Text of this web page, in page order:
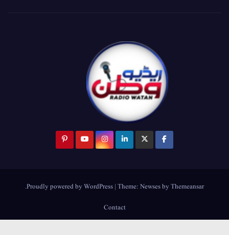
Proudly powered by WordPress |Theme:NewsesbyThemeansar
.
Contact